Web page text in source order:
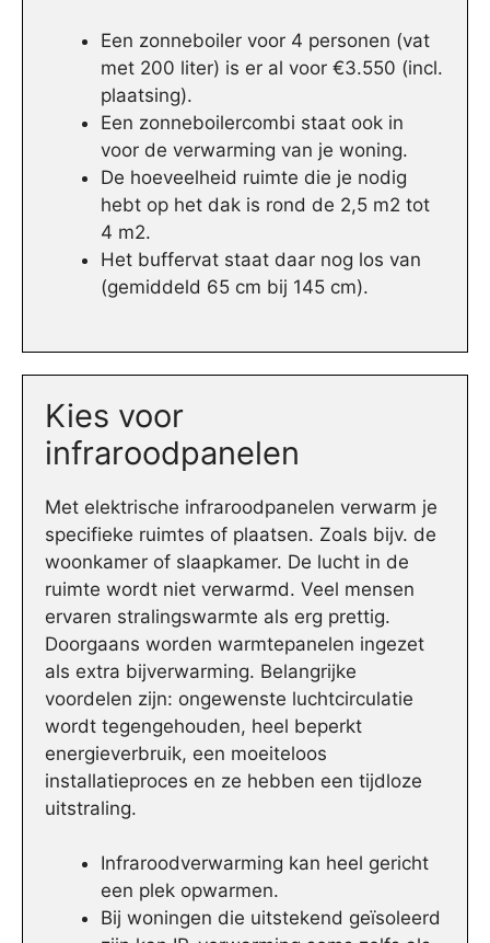
Een zonneboiler voor 4 personen (vat
met 200 liter) is er al voor €3.550 (incl.
plaatsing).
Een zonneboilercombi staat ook in
voor de verwarming van je woning.
De hoeveelheid ruimte die je nodig
hebt op het dak is rond de 2,5 m2 tot
4 m2.
Het buffervat staat daar nog los van
(gemiddeld 65 cm bij 145 cm).
Kies voor
infraroodpanelen
Met elektrische infraroodpanelen verwarm je
specifieke ruimtes of plaatsen. Zoals bijv. de
woonkamer of slaapkamer. De lucht in de
ruimte wordt niet verwarmd. Veel mensen
ervaren stralingswarmte als erg prettig.
Doorgaans worden warmtepanelen ingezet
als extra bijverwarming. Belangrijke
voordelen zijn: ongewenste luchtcirculatie
wordt tegengehouden, heel beperkt
energieverbruik, een moeiteloos
installatieproces en ze hebben een tijdloze
uitstraling.
Infraroodverwarming kan heel gericht
een plek opwarmen.
Bij woningen die uitstekend geïsoleerd